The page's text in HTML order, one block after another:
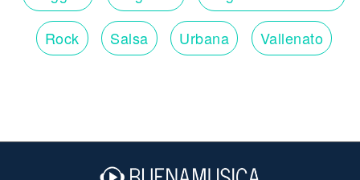
Rock Salsa Urbana Vallenato